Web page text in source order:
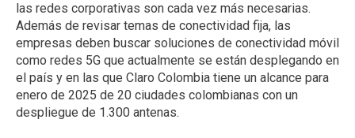
las redes corporativas son cada vez más necesarias.
Además de revisar temas de conectividad fija, las
empresas deben buscar soluciones de conectividad móvil
como redes 5G que actualmente se están desplegando en
el país y en las que Claro Colombia tiene un alcance para
enero de 2025 de 20 ciudades colombianas con un
despliegue de 1.300 antenas.